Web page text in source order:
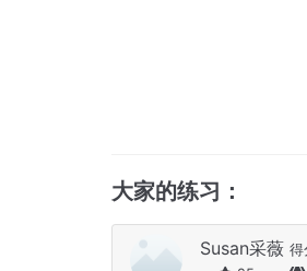
大家的练习：
Susan采薇